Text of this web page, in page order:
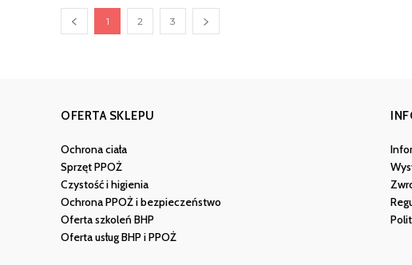
1 2 3
OFERTA SKLEPU
Ochrona ciała
Sprzęt PPOŻ
Czystość i higienia
Ochrona PPOŻ i bezpieczeństwo
Oferta szkoleń BHP
Oferta usług BHP i PPOŻ